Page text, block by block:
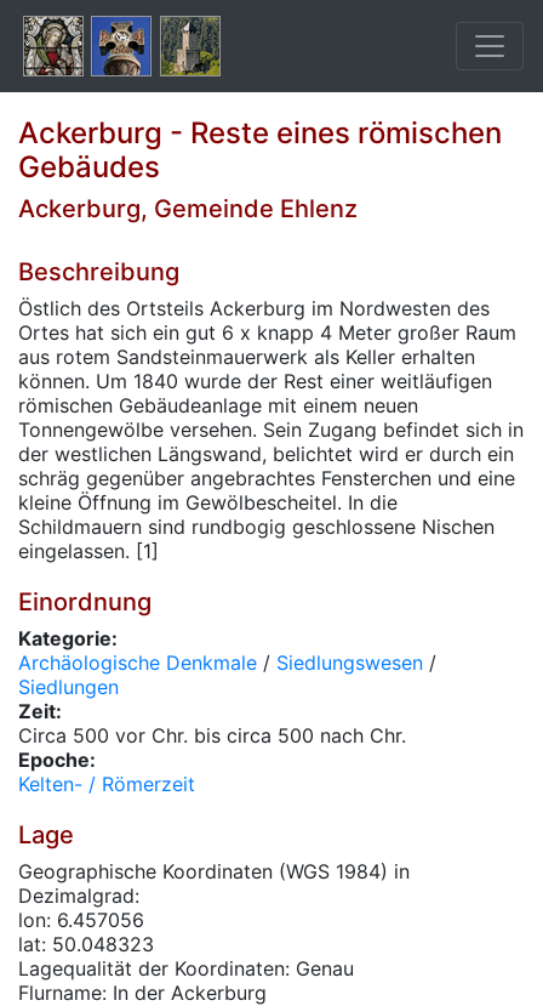
Ackerburg - Reste eines römischen
Gebäudes
Ackerburg, Gemeinde Ehlenz
Beschreibung
Östlich des Ortsteils Ackerburg im Nordwesten des
Ortes hat sich ein gut 6 x knapp 4 Meter großer Raum
aus rotem Sandsteinmauerwerk als Keller erhalten
können. Um 1840 wurde der Rest einer weitläufigen
römischen Gebäudeanlage mit einem neuen
Tonnengewölbe versehen. Sein Zugang befindet sich in
der westlichen Längswand, belichtet wird er durch ein
schräg gegenüber angebrachtes Fensterchen und eine
kleine Öffnung im Gewölbescheitel. In die
Schildmauern sind rundbogig geschlossene Nischen
eingelassen. [1]
Einordnung
Kategorie:
Archäologische Denkmale / Siedlungswesen /
Siedlungen
Zeit:
Circa 500 vor Chr. bis circa 500 nach Chr.
Epoche:
Kelten- / Römerzeit
Lage
Geographische Koordinaten (WGS 1984) in
Dezimalgrad:
lon: 6.457056
lat: 50.048323
Lagequalität der Koordinaten: Genau
Flurname: In der Ackerburg